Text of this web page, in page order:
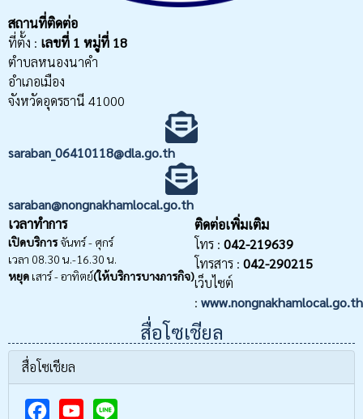
สถานที่ติดต่อ
ที่ตั้ง : เลขที่ 1 หมู่ที่ 18
ตำบลหนองนาคำ
อำเภอเมือง
จังหวัดอุดรธานี 41000
saraban_06410118@dla.go.th
saraban@nongnakhamlocal.go.th
เวลาทำการ
เปิดบริการจันทร์ - ศุกร์
เวลา 08.30 น.-16.30 น.
หยุด เสาร์ - อาทิตย์(ให้บริการบางภารกิจ)
ติดต่อเพิ่มเติม
โทร : 042-219639
โทรสาร : 042-290215
เว็บไซต์
: www.nongnakhamlocal.go.th
สื่อโซเชียล
สื่อโซเชียล